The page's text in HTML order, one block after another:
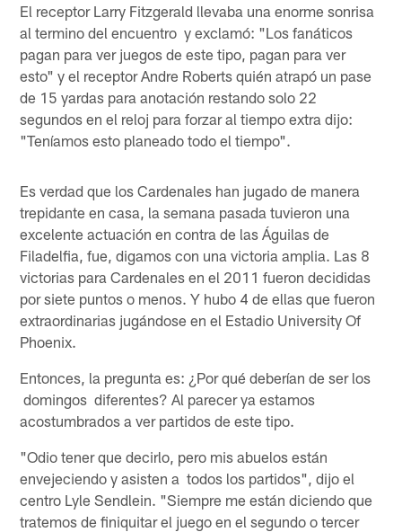
El receptor Larry Fitzgerald llevaba una enorme sonrisa
al termino del encuentro y exclamó: "Los fanáticos
pagan para ver juegos de este tipo, pagan para ver
esto" y el receptor Andre Roberts quién atrapó un pase
de 15 yardas para anotación restando solo 22
segundos en el reloj para forzar al tiempo extra dijo:
"Teníamos esto planeado todo el tiempo".
Es verdad que los Cardenales han jugado de manera
trepidante en casa, la semana pasada tuvieron una
excelente actuación en contra de las Águilas de
Filadelfia, fue, digamos con una victoria amplia. Las 8
victorias para Cardenales en el 2011 fueron decididas
por siete puntos o menos. Y hubo 4 de ellas que fueron
extraordinarias jugándose en el Estadio University Of
Phoenix.
Entonces, la pregunta es: ¿Por qué deberían de ser los
domingos diferentes? Al parecer ya estamos
acostumbrados a ver partidos de este tipo.
"Odio tener que decirlo, pero mis abuelos están
envejeciendo y asisten a todos los partidos", dijo el
centro Lyle Sendlein. "Siempre me están diciendo que
tratemos de finiquitar el juego en el segundo o tercer